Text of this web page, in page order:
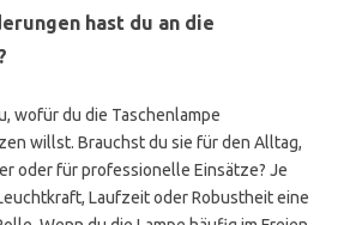
hast du an die
wofür du die Taschenlampe
willst. Brauchst du sie für den Alltag,
oder für professionelle Einsätze? Je
Laufzeit oder Robustheit eine